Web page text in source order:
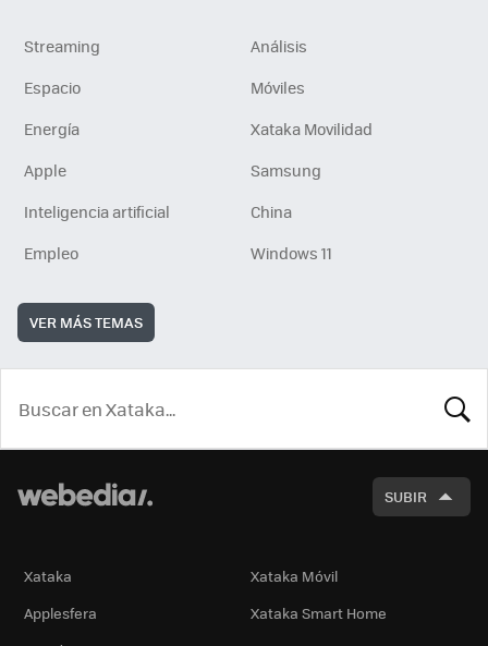
Streaming
Análisis
Espacio
Móviles
Energía
Xataka Movilidad
Apple
Samsung
Inteligencia artificial
China
Empleo
Windows 11
VER MÁS TEMAS
SUBIR
Xataka
Xataka Móvil
Applesfera
Xataka Smart Home